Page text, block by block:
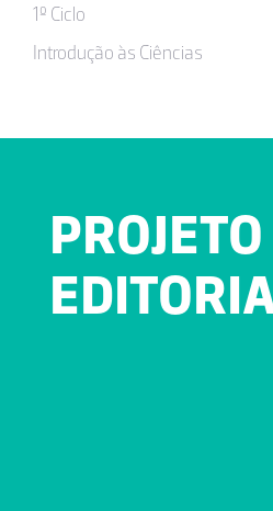
1º Ciclo
Introdução às Ciências
PROJETO